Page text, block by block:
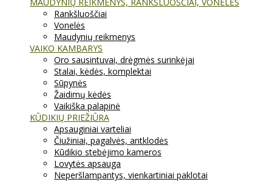
Rankšluoščiai
Vonelės
Maudynių reikmenys
VAIKO KAMBARYS
Oro sausintuvai, drėgmės surinkėjai
Stalai, kėdės, komplektai
Sūpynės
Žaidimų kėdės
Vaikiška palapinė
KŪDIKIŲ PRIEŽIŪRA
Apsauginiai varteliai
Čiužiniai, pagalvės, antklodės
Kūdikio stebėjimo kameros
Lovytės apsauga
Neperšlampantys, vienkartiniai paklotai